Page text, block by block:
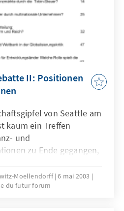
II: Positionen
von Seattle am
kaum ein Treffen
und
zu Ende gegangen,
Moellendorff 6 mai 2003
du futur forum